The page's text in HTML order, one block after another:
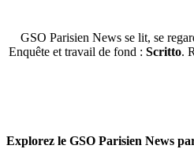
GSO Parisien News se lit, se
Enquête et travail de fond : Scritto.
Explorez le GSO Parisien News